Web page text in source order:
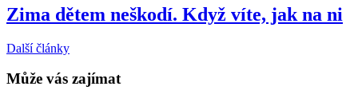
Zima dětem neškodí. Když víte, jak na ni
Další články
Může vás zajímat